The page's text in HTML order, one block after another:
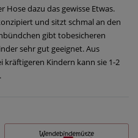
Hose dazu das gewisse Etwas.
und sitzt schmal an den
gibt tobesicheren
sehr gut geeignet. Aus
kräftigeren Kindern kann sie 1-2